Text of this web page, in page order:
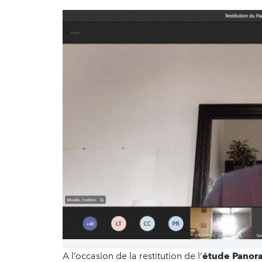
A l’occasion de la restitution de l’étude